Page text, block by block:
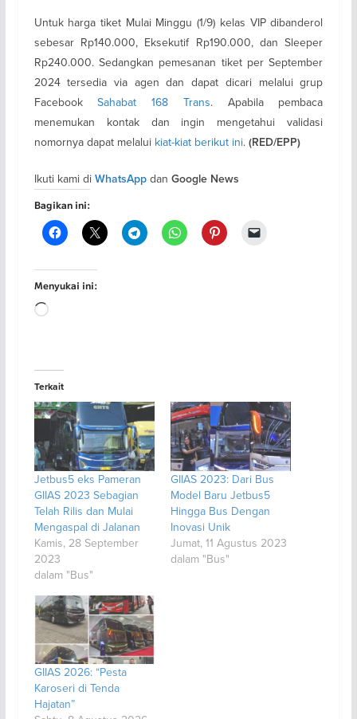
Untuk harga tiket Mulai Minggu (1/9) kelas VIP dibanderol
sebesar Rp140.000, Eksekutif Rp190.000, dan Sleeper
Rp240.000. Sedangkan pemesanan tiket per September
2024 tersedia via agen dan dapat dicari melalui grup
FacebookSahabat 168 Trans. Apabila pembaca
menemukan kontak dan ingin mengetahui validasi
nomornya dapat melalui kiat-kiat berikut ini. (RED/EPP)
Ikuti kami di WhatsAppdan Google News
Bagikan ini:
Menyukai ini:
Memuat...
Terkait
Jetbus5 eks Pameran
GIIAS 2023 Sebagian
Telah Rilis dan Mulai
Mengaspal di Jalanan
Kamis, 28 September
2023
dalam "Bus"
GIIAS 2023: Dari Bus
Model Baru Jetbus5
Hingga Bus Dengan
Inovasi Unik
Jumat, 11 Agustus 2023
dalam "Bus"
GIIAS 2026: “Pesta
Karoseri di Tenda
Hajatan”